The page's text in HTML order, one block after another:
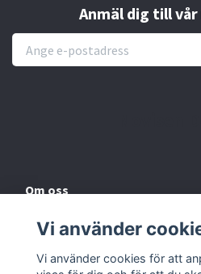
Anmäl dig till
Om oss
Vi använder
Vi använder cookies för att